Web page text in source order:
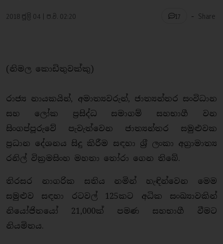
2018 ජූලි 04 | ප.ව. 02:20 17 - Share
(නිමල කොඩිතුවක්කු)
රාජ්‍ය නායකයින්, අමාත්‍යවරුන්, ජාත්‍යන්තර සංවිධාන
සහ ලෝක ප‍්‍රසිද්ධ සමාගම් සහභාගී වන
සිංගප්පූරුවේ පැවැත්වෙන ජාත්‍යන්තර සමුළුවක
ප‍්‍රධාන දේශනය සිදු කිරීම සඳහා ශ‍්‍රී ලංකා අග‍්‍රාමාත්‍ය
රනිල් වික‍්‍රමසිංහ මහතා තෝරා ගෙන තිබේ.
තිරසර නාගරික සතිය නමින් හැඳින්වෙන මෙම
සමුළුව සඳහා රටවල් 125කට අධික සංඛ්‍යාවකින්
නියෝජිතයෝ 21,000ක් පමණ සහභාගී වීමට
නියමිතය.